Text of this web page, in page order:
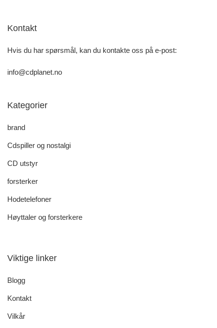
Kontakt
Hvis du har spørsmål, kan du kontakte oss på e-post:
info@cdplanet.no
Kategorier
brand
Cdspiller og nostalgi
CD utstyr
forsterker
Hodetelefoner
Høyttaler og forsterkere
Viktige linker
Blogg
Kontakt
Vilkår